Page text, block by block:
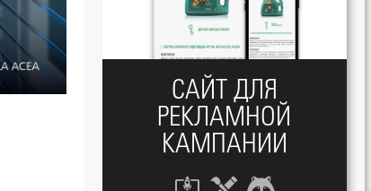
CАЙТ ДЛЯ
РЕКЛАМНОЙ
КАМПАНИИ